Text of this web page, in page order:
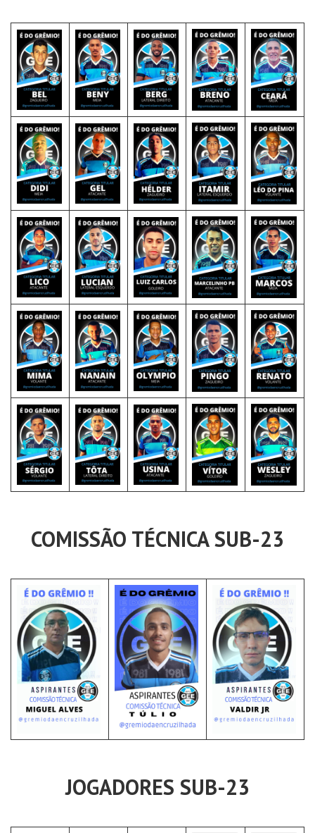
COMISSÃO TÉCNICA SUB-23
JOGADORES SUB-23